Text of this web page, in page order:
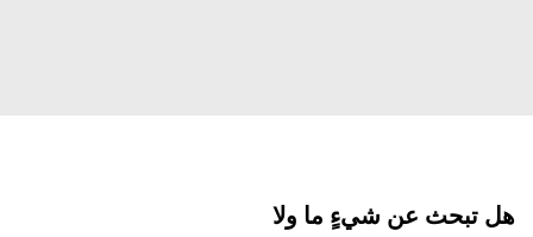
هل تبحث عن شيءٍ ما ولا